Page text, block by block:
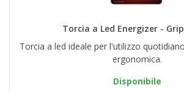
Torcia a Led Energizer -
Torcia a led ideale per l'utilizzo
ergonomica.
Disponibile